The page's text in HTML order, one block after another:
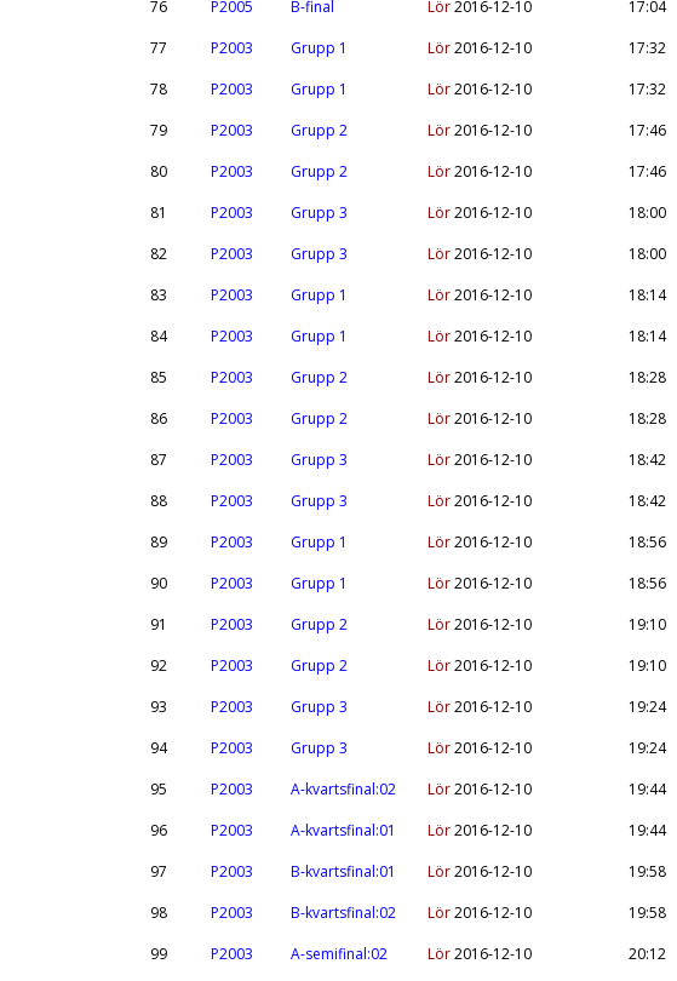
76 P2005 B-final Lör2016-12-10 17:04
77
P2003 Grupp 1 Lör2016-12-10 17:32
78
P2003 Grupp 1 Lör2016-12-10 17:32
79
P2003 Grupp 2 Lör2016-12-10 17:46
80
P2003 Grupp 2 Lör2016-12-10 17:46
81
P2003 Grupp 3 Lör2016-12-10 18:00
82
P2003 Grupp 3 Lör2016-12-10 18:00
83
P2003 Grupp 1 Lör2016-12-10 18:14
84
P2003 Grupp 1 Lör2016-12-10 18:14
85
P2003 Grupp 2 Lör2016-12-10 18:28
86
P2003 Grupp 2 Lör2016-12-10 18:28
87
P2003 Grupp 3 Lör2016-12-10 18:42
88
P2003 Grupp 3 Lör2016-12-10 18:42
89
P2003 Grupp 1 Lör2016-12-10 18:56
90
P2003 Grupp 1 Lör2016-12-10 18:56
91
P2003 Grupp 2 Lör2016-12-10 19:10
92
P2003 Grupp 2 Lör2016-12-10 19:10
93
P2003 Grupp 3 Lör2016-12-10 19:24
94
P2003 Grupp 3 Lör2016-12-10 19:24
95
P2003 A-kvartsfinal:02 Lör2016-12-10 19:44
96
P2003 A-kvartsfinal:01 Lör2016-12-10 19:44
97
P2003 B-kvartsfinal:01 Lör2016-12-10 19:58
98
P2003 B-kvartsfinal:02 Lör2016-12-10 19:58
99
P2003 A-semifinal:02 Lör2016-12-10 20:12